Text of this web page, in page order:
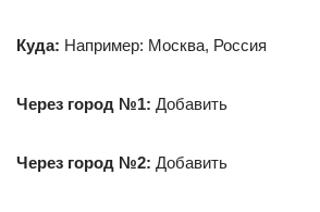
Куда: Например: Москва, Россия
Через город №1: Добавить
Через город №2: Добавить